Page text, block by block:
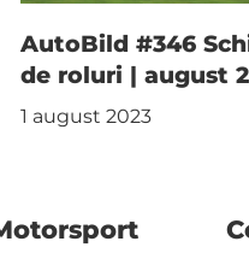
AutoBild #346
de roluri | august
1 august 2023